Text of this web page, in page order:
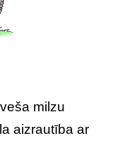
milzu
aizrautība ar